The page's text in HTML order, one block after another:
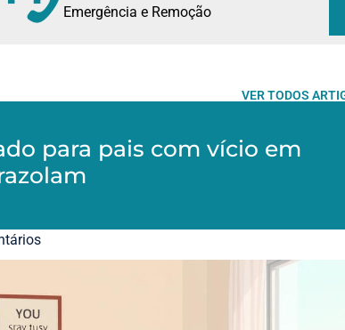
Emergência e Remoção
VER TODOS
para pais com vício em